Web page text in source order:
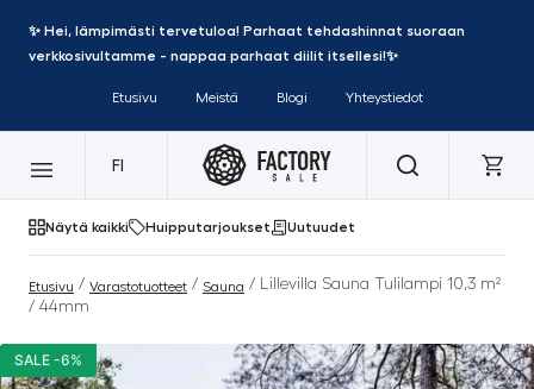
✨ Hei, lämpimästi tervetuloa! Parhaat tehdashinnat suoraan
verkkosivultamme - nappaa parhaat diilit itsellesi!✨
Etusivu Meistä Blogi Yhteystiedot
FI
Näytä kaikki Huipputarjoukset Uutuudet
Etusivu / Varastotuotteet / Sauna / Lillevilla Sauna Tulilampi 10,3 m²
/ 44mm
SALE -6%